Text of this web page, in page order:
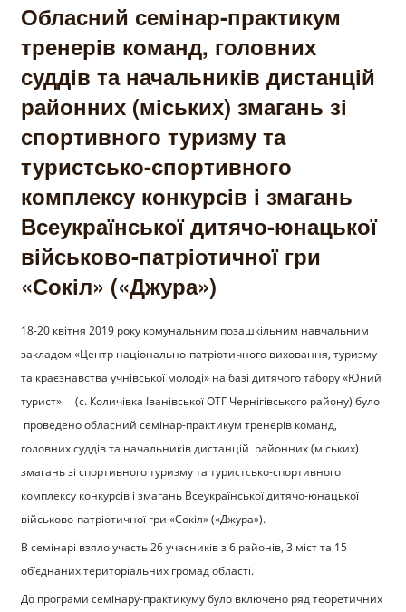
Обласний семінар-практикум
тренерів команд, головних
суддів та начальників дистанцій
районних (міських) змагань зі
спортивного туризму та
туристсько-спортивного
комплексу конкурсів і змагань
Всеукраїнської дитячо-юнацької
військово-патріотичної гри
«Сокіл» («Джура»)
18-20 квітня 2019 року комунальним позашкільним навчальним
закладом «Центр національно-патріотичного виховання, туризму
та краєзнавства учнівської молоді» на базі дитячого табору «Юний
турист» (с. Количівка Іванівської ОТГ Чернігівського району) було
проведено обласний семінар-практикум тренерів команд,
головних суддів та начальників дистанцій районних (міських)
змагань зі спортивного туризму та туристсько-спортивного
комплексу конкурсів і змагань Всеукраїнської дитячо-юнацької
військово-патріотичної гри «Сокіл» («Джура»).
В семінарі взяло участь 26 учасників з 6 районів, 3 міст та 15
об’єднаних територіальних громад області.
До програми семінару-практикуму було включено ряд теоретичних